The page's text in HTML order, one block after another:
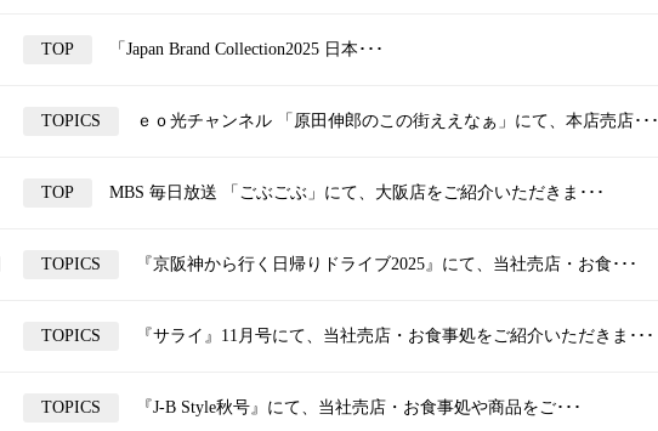
TOP 「Japan Brand Collection2025 日本･･･
TOPICS ｅｏ光チャンネル 「原田伸郎のこの街ええなぁ」にて、本店売店･･･
TOP MBS 毎日放送 「ごぶごぶ」にて、大阪店をご紹介いただきま･･･
TOPICS 『京阪神から行く日帰りドライブ2025』にて、当社売店・お食･･･
TOPICS 『サライ』11月号にて、当社売店・お食事処をご紹介いただきま･･･
TOPICS 『J-B Style秋号』にて、当社売店・お食事処や商品をご･･･